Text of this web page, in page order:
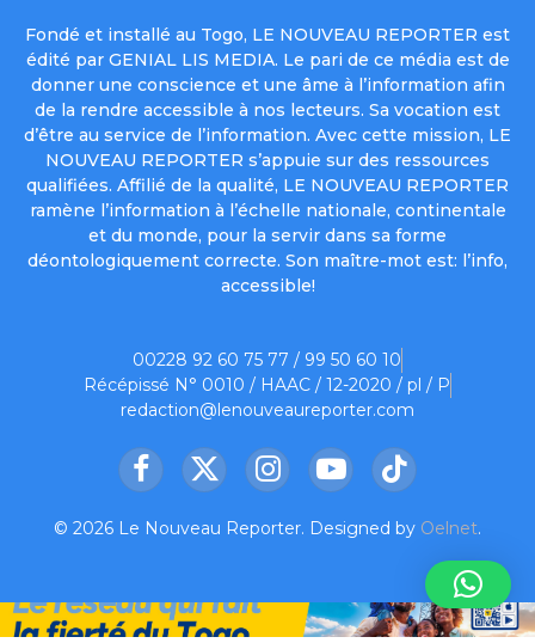
Fondé et installé au Togo, LE NOUVEAU REPORTER est
édité par GENIAL LIS MEDIA. Le pari de ce média est de
donner une conscience et une âme à l’information afin
de la rendre accessible à nos lecteurs. Sa vocation est
d’être au service de l’information. Avec cette mission, LE
NOUVEAU REPORTER s’appuie sur des ressources
qualifiées. Affilié de la qualité, LE NOUVEAU REPORTER
ramène l’information à l’échelle nationale, continentale
et du monde, pour la servir dans sa forme
déontologiquement correcte. Son maître-mot est: l’info,
accessible!
00228 92 60 75 77 / 99 50 60 10
Récépissé N° 0010 / HAAC / 12-2020 / pl / P
redaction@lenouveaureporter.com
Facebook
X
InstagramYouTubeTikTok
© 2026 Le Nouveau Reporter. Designed by Oelnet.